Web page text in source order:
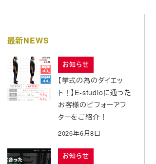
最新NEWS
お知らせ
【挙式の為のダイエッ
ト！】E-studioに通った
お客様のビフォーアフ
ターをご紹介！
2026年6月8日
お知らせ